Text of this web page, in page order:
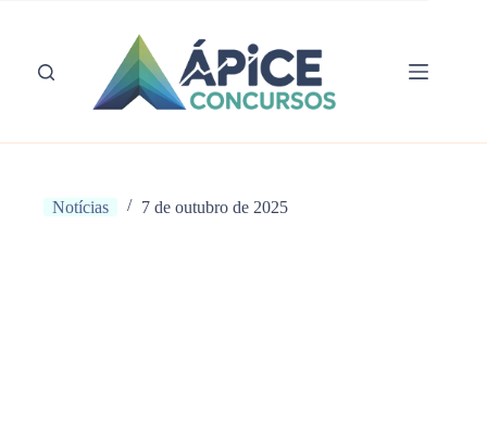
conteúdo
Notícias 7 de outubro de 2025